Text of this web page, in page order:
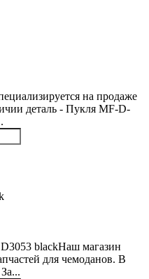
на продаже
деталь - Пукля MF-D-
blackНаш магазин
для чемоданов. В